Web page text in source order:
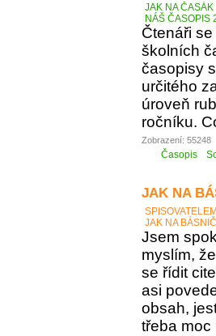
JAK NA ČASÁK
NÁŠ ČASOPIS
Čtenáři
školních
časopisy
určitého
úroveň
ročníku.
Zobrazení: 55248
Časopis
JAK NA
JAK NA
Jsem
myslím,
se řídit
asi
obsah,
třeba moc